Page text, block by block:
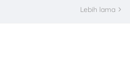
Lebih lama